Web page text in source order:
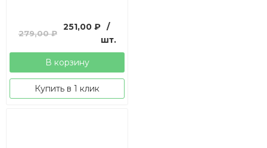
279,00₽
Первоначальная
составляла
279,00 ₽.
251,00 ₽
Текущая
251,00 ₽.
/
шт.
В корзину
Купить в 1 клик